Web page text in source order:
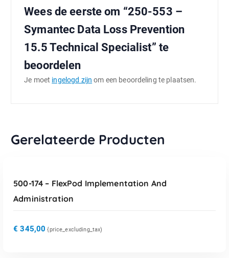
Wees de eerste om “250-553 –
Symantec Data Loss Prevention
15.5 Technical Specialist” te
beoordelen
Je moet ingelogd zijn om een beoordeling te plaatsen.
Gerelateerde Producten
500-174 – FlexPod Implementation And
Administration
€ 345,00 {price_excluding_tax)